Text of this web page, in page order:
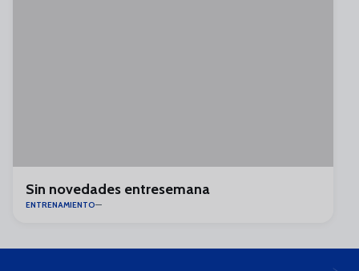
Sin novedades entresemana
ENTRENAMIENTO